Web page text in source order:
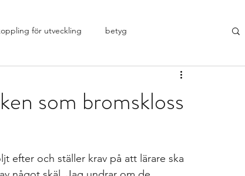
för utveckling betyg
Nationella prov Ledarskap
som bromskloss
efter och ställer krav på att lärare ska